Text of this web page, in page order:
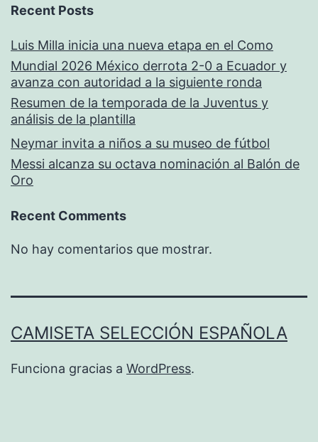
Recent Posts
Luis Milla inicia una nueva etapa en el Como
Mundial 2026 México derrota 2-0 a Ecuador y
avanza con autoridad a la siguiente ronda
Resumen de la temporada de la Juventus y
análisis de la plantilla
Neymar invita a niños a su museo de fútbol
Messi alcanza su octava nominación al Balón de
Oro
Recent Comments
No hay comentarios que mostrar.
CAMISETA SELECCIÓN ESPAÑOLA
Funciona gracias a WordPress.